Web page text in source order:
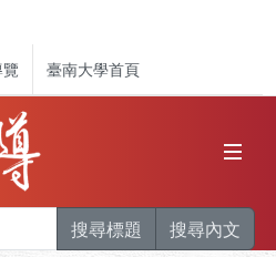
臺南大學首頁
搜尋標題 搜尋內文